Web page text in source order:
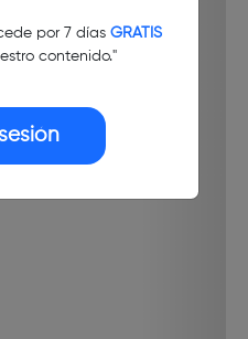
por 7 días GRATIS
contenido."